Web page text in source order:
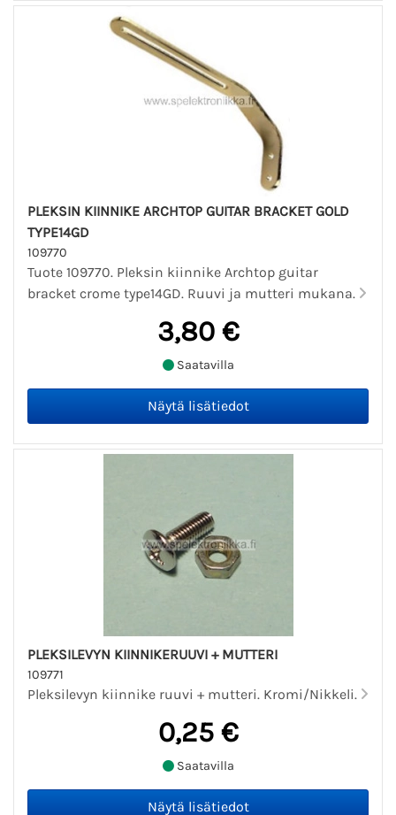
PLEKSIN KIINNIKE ARCHTOP GUITAR BRACKET GOLD
TYPE14GD
109770
Tuote 109770. Pleksin kiinnike Archtop guitar
bracket crome type14GD. Ruuvi ja mutteri mukana.
3,80 €
Saatavilla
PLEKSILEVYN KIINNIKERUUVI + MUTTERI
109771
Pleksilevyn kiinnike ruuvi + mutteri. Kromi/Nikkeli.
0,25 €
Saatavilla